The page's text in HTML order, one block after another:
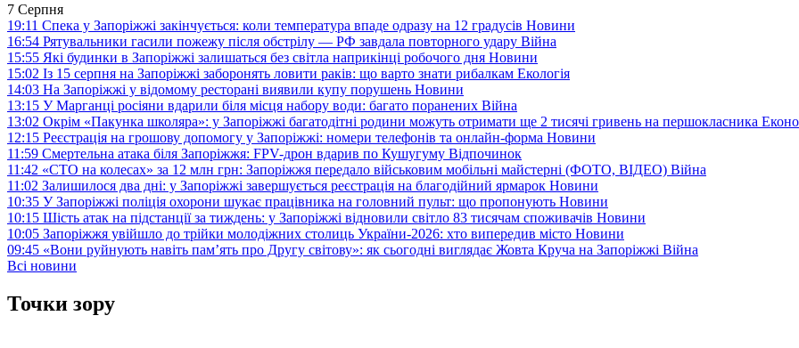
7 Серпня
19:11 Спека у Запоріжжі закінчується: коли температура впаде одразу на 12 градусів Новини
16:54 Рятувальники гасили пожежу після обстрілу — РФ завдала повторного удару Війна
15:55 Які будинки в Запоріжжі залишаться без світла наприкінці робочого дня Новини
15:02 Із 15 серпня на Запоріжжі заборонять ловити раків: що варто знати рибалкам Екологія
14:03 На Запоріжжі у відомому ресторані виявили купу порушень Новини
13:15 У Марганці росіяни вдарили біля місця набору води: багато поранених Війна
13:02 Окрім «Пакунка школяра»: у Запоріжжі багатодітні родини можуть отримати ще 2 тисячі гривень на першокласника
12:15 Реєстрація на грошову допомогу у Запоріжжі: номери телефонів та онлайн-форма Новини
11:59 Смертельна атака біля Запоріжжя: FPV-дрон вдарив по Кушугуму Відпочинок
11:42 «СТО на колесах» за 12 млн грн: Запоріжжя передало військовим мобільні майстерні (ФОТО, ВІДЕО) Війна
11:02 Залишилося два дні: у Запоріжжі завершується реєстрація на благодійний ярмарок Новини
10:35 У Запоріжжі поліція охорони шукає працівника на головний пульт: що пропонують Новини
10:15 Шість атак на підстанції за тиждень: у Запоріжжі відновили світло 83 тисячам споживачів Новини
10:05 Запоріжжя увійшло до трійки молодіжних столиць України-2026: хто випередив місто Новини
09:45 «Вони руйнують навіть пам’ять про Другу світову»: як сьогодні виглядає Жовта Круча на Запоріжжі Війна
Всі новини
Точки зору